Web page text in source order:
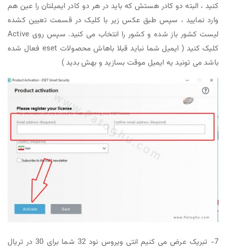
کنید ، البته دو کادر هستش که باید در هر دو کادر ایمیلتان را عین هم
وارد نمایید ، سپس طبق عکس زیر با کلیک در قسمت تعیین کشده
لیست کشور باز شده و کشور را انتخاب می کنید. سپس روی Active
کلیک کنید ( ایمیل شما نباید قبلا باهاش محصولات eset فعال شده
باشد می تونید یه ایمیل موقت بسازید و بهش بدید )
7- تبریک عرض می کنیم انتی ویروس نود 32 شما برای 30 در تریال